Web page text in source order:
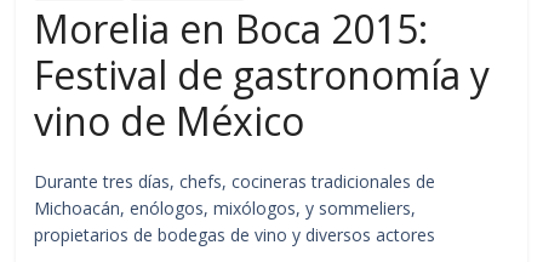
Morelia en Boca 2015:
Festival de gastronomía y
vino de México
Durante tres días, chefs, cocineras tradicionales de
Michoacán, enólogos, mixólogos, y sommeliers,
propietarios de bodegas de vino y diversos actores